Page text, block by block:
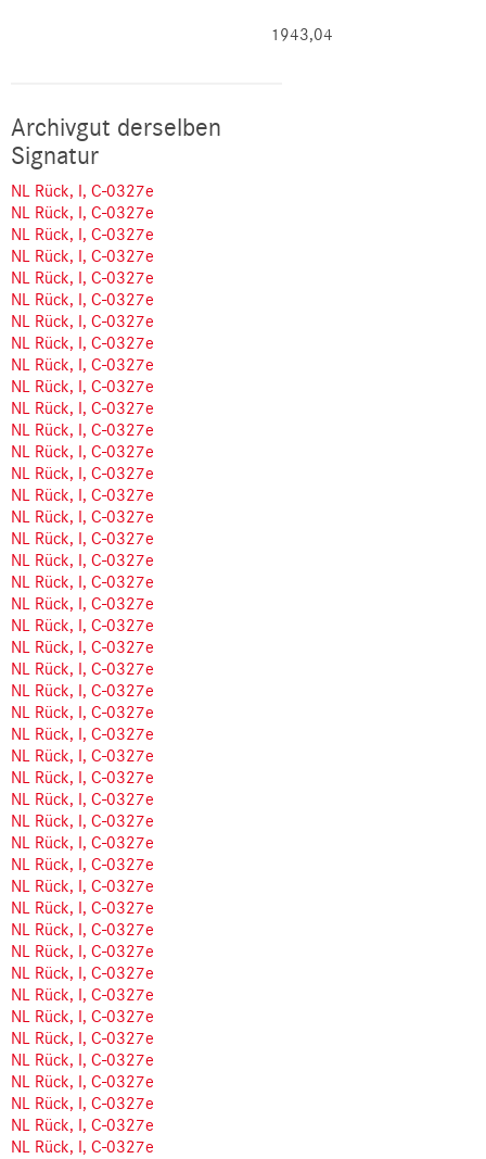
1943,04
Archivgut derselben
Signatur
NL Rück, I, C-0327e
NL Rück, I, C-0327e
NL Rück, I, C-0327e
NL Rück, I, C-0327e
NL Rück, I, C-0327e
NL Rück, I, C-0327e
NL Rück, I, C-0327e
NL Rück, I, C-0327e
NL Rück, I, C-0327e
NL Rück, I, C-0327e
NL Rück, I, C-0327e
NL Rück, I, C-0327e
NL Rück, I, C-0327e
NL Rück, I, C-0327e
NL Rück, I, C-0327e
NL Rück, I, C-0327e
NL Rück, I, C-0327e
NL Rück, I, C-0327e
NL Rück, I, C-0327e
NL Rück, I, C-0327e
NL Rück, I, C-0327e
NL Rück, I, C-0327e
NL Rück, I, C-0327e
NL Rück, I, C-0327e
NL Rück, I, C-0327e
NL Rück, I, C-0327e
NL Rück, I, C-0327e
NL Rück, I, C-0327e
NL Rück, I, C-0327e
NL Rück, I, C-0327e
NL Rück, I, C-0327e
NL Rück, I, C-0327e
NL Rück, I, C-0327e
NL Rück, I, C-0327e
NL Rück, I, C-0327e
NL Rück, I, C-0327e
NL Rück, I, C-0327e
NL Rück, I, C-0327e
NL Rück, I, C-0327e
NL Rück, I, C-0327e
NL Rück, I, C-0327e
NL Rück, I, C-0327e
NL Rück, I, C-0327e
NL Rück, I, C-0327e
NL Rück, I, C-0327e